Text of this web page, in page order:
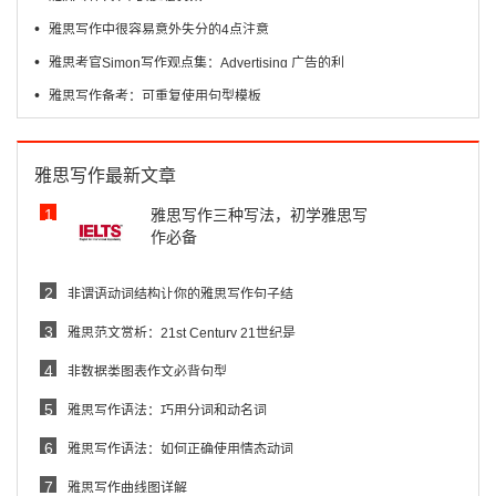
• 雅思写作中很容易意外失分的4点注意
• 雅思考官Simon写作观点集：Advertising 广告的利
• 雅思写作备考：可重复使用句型模板
雅思写作最新文章
1
雅思写作三种写法，初学雅思写
作必备
2 非谓语动词结构让你的雅思写作句子结
3 雅思范文赏析：21st Century 21世纪是
4 非数据类图表作文必背句型
5 雅思写作语法：巧用分词和动名词
6 雅思写作语法：如何正确使用情态动词
7 雅思写作曲线图详解